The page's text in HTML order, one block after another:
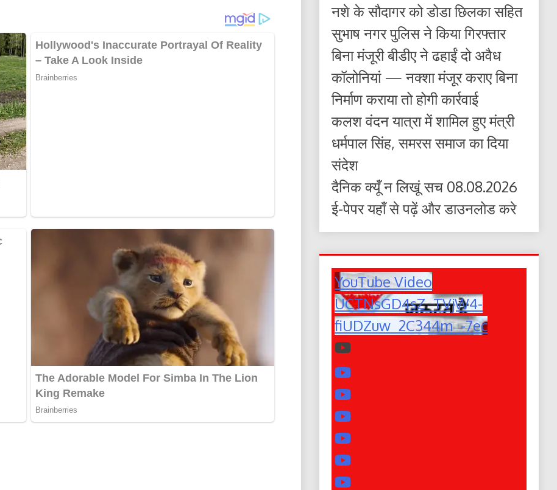
नशे के सौदागर को डोडा छिलका सहित
सुभाष नगर पुलिस ने किया गिरफ्तार
बिना मंजूरी बीडीए ने ढहाईं दो अवैध
कॉलोनियां — नक्शा मंजूर कराए बिना
निर्माण कराया तो होगी कार्रवाई
कलश वंदन यात्रा में शामिल हुए मंत्री
धर्मपाल सिंह, समरस समाज का दिया
संदेश
दैनिक क्यूँ न लिखूं सच 08.08.2026
ई-पेपर यहाँ से पढ़ें और डाउनलोड करे
YouTube Video
UCTNsGD4sZ_TVjW4-
fiUDZuw_2C344m_-7ec